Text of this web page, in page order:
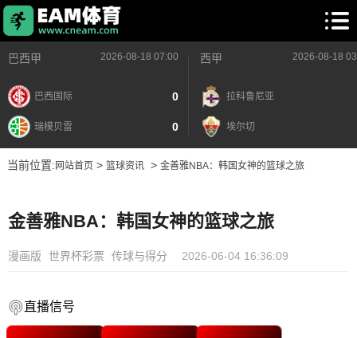
巴西甲 2026-08-18 07:00
巴西国际 0
瑞模贝雷 0
西甲 2026-08-18
拉科鲁尼亚
埃尔切
当前位置: 网站首页> 篮球资讯> 金善雅NBA：韩国女神的篮球之旅
金善雅NBA：韩国女神的篮球之旅
漫画版 世界杯彩票 传球与得分 2026-06-04 16:36:09
直播信号